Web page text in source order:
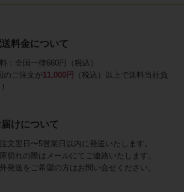
料金について
：全国一律660円（税込）
のご注文が11,000円
（税込）以上で送料当社負
けについて
文翌日〜5営業日以内に発送いたします。
切れの際はメールにてご連絡いたします。
発送をご希望の方はお問い合せください。